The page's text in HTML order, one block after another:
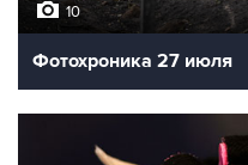
10
Фотохроника 27 июля